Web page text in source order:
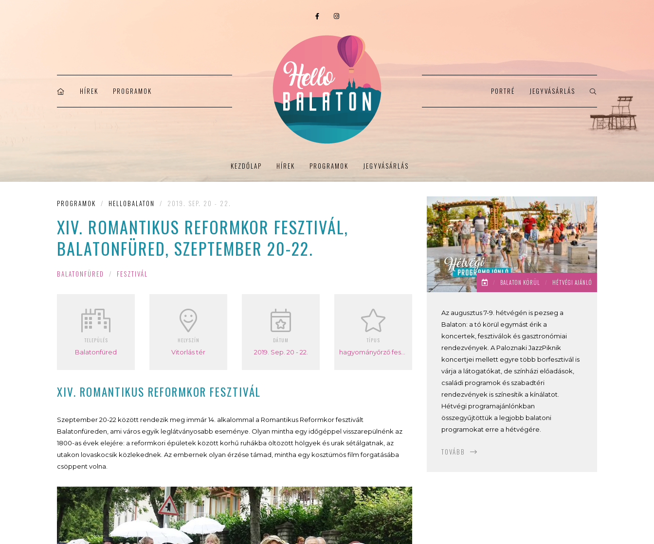
HÍREK PROGRAMOK PORTRÉ JEGYVÁSÁRLÁS
KEZDŐLAP HÍREK PROGRAMOK JEGYVÁSÁRLÁS
PROGRAMOK / HELLOBALATON / 2019. SEP. 20 - 22.
XIV. ROMANTIKUS REFORMKOR FESZTIVÁL,
BALATONFÜRED, SZEPTEMBER 20-22.
BALATONFÜRED / FESZTIVÁL
TELEPÜLÉS
Balatonfüred
HELYSZÍN
Vitorlás tér
DÁTUM
2019. Sep. 20 - 22.
TÍPUS
XIV. ROMANTIKUS REFORMKOR FESZTIVÁL
Szeptember 20-22 között rendezik meg immár 14. alkalommal a Romantikus Reformkor fesztivált
Balatonfüreden, ami város egyik leglátványosabb eseménye. Olyan mintha egy időgéppel visszarepülnénk az
1800-as évek elejére: a reformkori épületek között korhű ruhákba öltözött hölgyek és urak sétálgatnak, az
utakon lovaskocsik közlekednek. Az embernek olyan érzése támad, mintha egy kosztümös film forgatásába
csöppent volna.
/ BALATON KÖRÜL / HÉTVÉGI AJÁNLÓ
Az augusztus 7-9. hétvégén is pezseg a
Balaton: a tó körül egymást érik a
koncertek, fesztiválok és gasztronómiai
rendezvények. A Paloznaki JazzPiknik
koncertjei mellett egyre több borfesztivál is
várja a látogatókat, de színházi előadások,
családi programok és szabadtéri
rendezvények is színesítik a kínálatot.
Hétvégi programajánlónkban
összegyűjtöttük a legjobb balatoni
programokat erre a hétvégére.
TOVÁBB